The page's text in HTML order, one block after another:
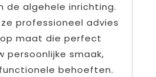
de algehele inrichting.
professioneel advies
maat die perfect
persoonlijke smaak,
behoeften.